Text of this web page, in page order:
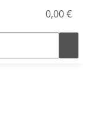
0,00 €